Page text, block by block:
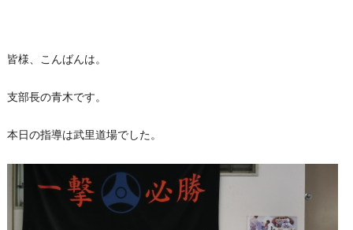
皆様、こんばんは。
支部長の青木です。
本日の指導は武里道場でした。